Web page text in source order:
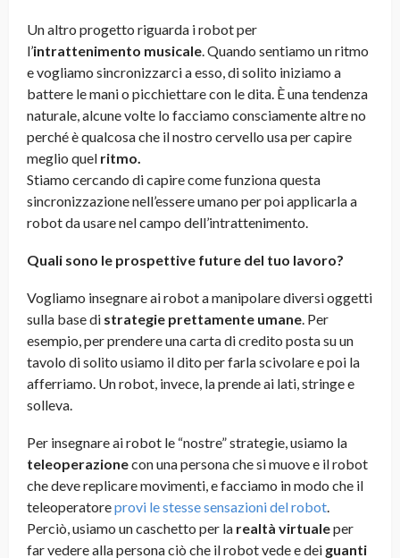
Un altro progetto riguarda i robot per
l’intrattenimento musicale. Quando sentiamo un ritmo
e vogliamo sincronizzarci a esso, di solito iniziamo a
battere le mani o picchiettare con le dita. È una tendenza
naturale, alcune volte lo facciamo consciamente altre no
perché è qualcosa che il nostro cervello usa per capire
meglio quel ritmo.
Stiamo cercando di capire come funziona questa
sincronizzazione nell’essere umano per poi applicarla a
robot da usare nel campo dell’intrattenimento.
Quali sono le prospettive future del tuo lavoro?
Vogliamo insegnare ai robot a manipolare diversi oggetti
sulla base di strategie prettamente umane. Per
esempio, per prendere una carta di credito posta su un
tavolo di solito usiamo il dito per farla scivolare e poi la
afferriamo. Un robot, invece, la prende ai lati, stringe e
solleva.
Per insegnare ai robot le “nostre” strategie, usiamo la
teleoperazionecon una persona che si muove e il robot
che deve replicare movimenti, e facciamo in modo che il
teleoperatoreprovi le stesse sensazioni del robot.
Perciò, usiamo un caschetto per la realtà virtualeper
far vedere alla persona ciò che il robot vede e dei guanti